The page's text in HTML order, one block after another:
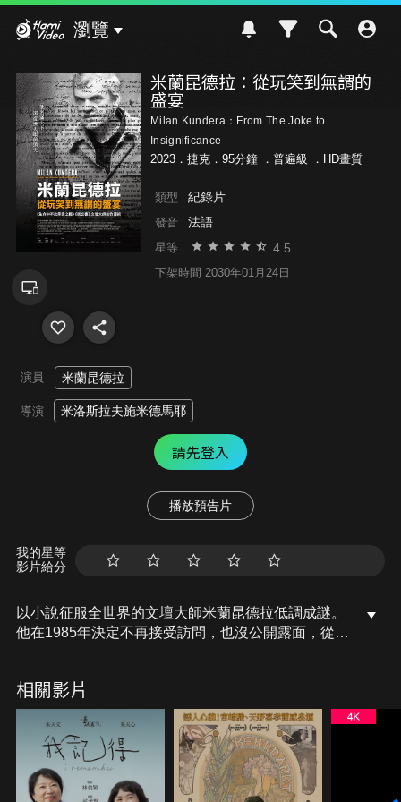
瀏覽
米蘭昆德拉：從玩笑到無謂的
盛宴
Milan Kundera：From The Joke to
Insignificance
2023．捷克．95分鐘 ． 普遍級 ．HD畫質
類型 紀錄片
發音 法語
星等 4.5
下架時間 2030年01月24日
演員 米蘭昆德拉
導演 米洛斯拉夫施米德馬耶
請先登入
播放預告片
我的星等
影片給分
以小說征服全世界的文壇大師米蘭昆德拉低調成謎。
他在1985年決定不再接受訪問，也沒公開露面，從此
拉交手過的藝文圈人士，一窺他在家鄉布爾諾的生
活、於布拉格FAMU電影學院學習及任教期間的獨到
作風。
相關影片